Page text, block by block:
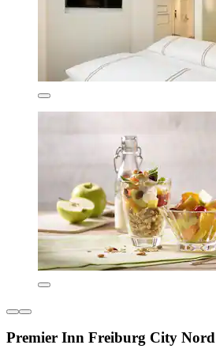
Premier Inn Freiburg City Nord